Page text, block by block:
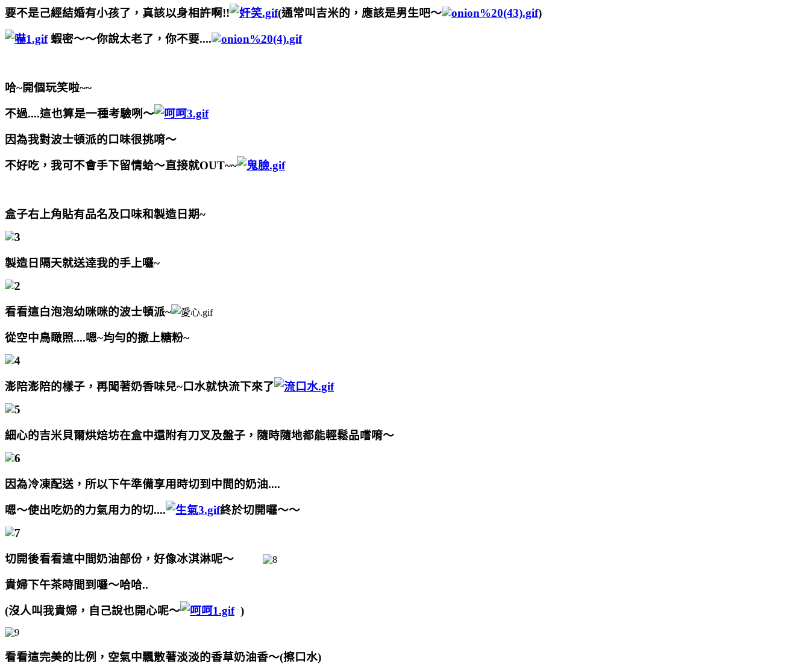
要不是己經結婚有小孩了，真該以身相許啊!! (通常叫吉米的，應該是男生吧～ )
蝦密～～你說太老了，你不要....
哈~開個玩笑啦~~
不過....這也算是一種考驗咧～
因為我對波士頓派的口味很挑唷～
不好吃，我可不會手下留情蛤～直接就OUT~~
盒子右上角貼有品名及口味和製造日期~
製造日隔天就送逹我的手上囉~
看看這白泡泡幼咪咪的波士頓派~
從空中鳥瞰照....嗯~均勻的撒上糖粉~
澎陪澎陪的樣子，再聞著奶香味兒~口水就快流下來了
細心的吉米貝爾烘焙坊在盒中還附有刀叉及盤子，隨時隨地都能輕鬆品嚐唷～
因為冷凍配送，所以下午準備享用時切到中間的奶油....
嗯～使出吃奶的力氣用力的切.... 終於切開囉～～
切開後看看這中間奶油部份，好像冰淇淋呢～
貴婦下午茶時間到囉～哈哈..
(沒人叫我貴婦，自己說也開心呢～ )
看看這完美的比例，空氣中飄散著淡淡的香草奶油香～(擦口水)